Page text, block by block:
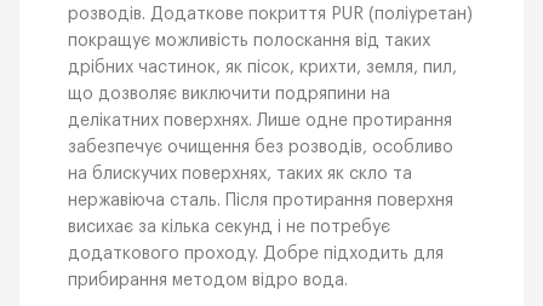
розводів. Додаткове покриття PUR (поліуретан)
покращує можливість полоскання від таких
дрібних частинок, як пісок, крихти, земля, пил,
що дозволяє виключити подряпини на
делікатних поверхнях. Лише одне протирання
забезпечує очищення без розводів, особливо
на блискучих поверхнях, таких як скло та
нержавіюча сталь. Після протирання поверхня
висихає за кілька секунд і не потребує
додаткового проходу. Добре підходить для
прибирання методом відро вода.